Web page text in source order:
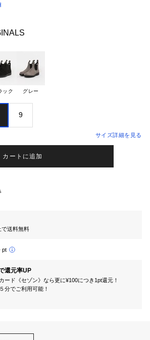
ック グレー
9
サイズ詳細を見る
カートに追加
で送料無料
pt
還元率UP
ード《セゾン》なら更に¥100につき1pt還元！
分でご利用可能！